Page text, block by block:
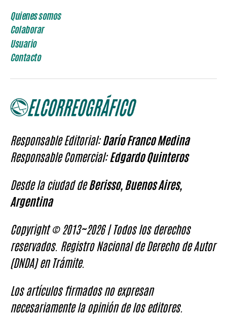
Quienes somos
Colaborar
Usuario
Contacto
Responsable Editorial:Darío Franco Medina
Responsable Comercial:Edgardo Quinteros
Desde la ciudad deBerisso, Buenos Aires,
Argentina
Copyright © 2013~2026 | Todos los derechos
reservados. Registro Nacional de Derecho de Autor
(DNDA) en Trámite.
Los artículos firmados no expresan
necesariamente la opinión de los editores.